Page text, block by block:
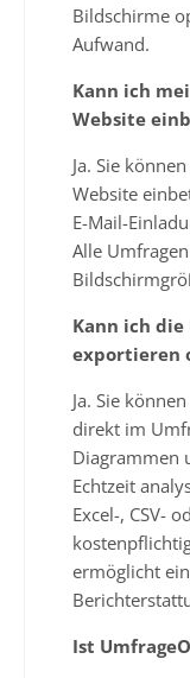
Bildschirme
Aufwand.
Kann ich
Website
Ja. Sie
Website
E-Mail-
Alle
Kann ich die
exportieren
Ja. Sie
direkt im
Diagrammen
Echtzeit
Excel-, CSV-
ermöglicht
Ist